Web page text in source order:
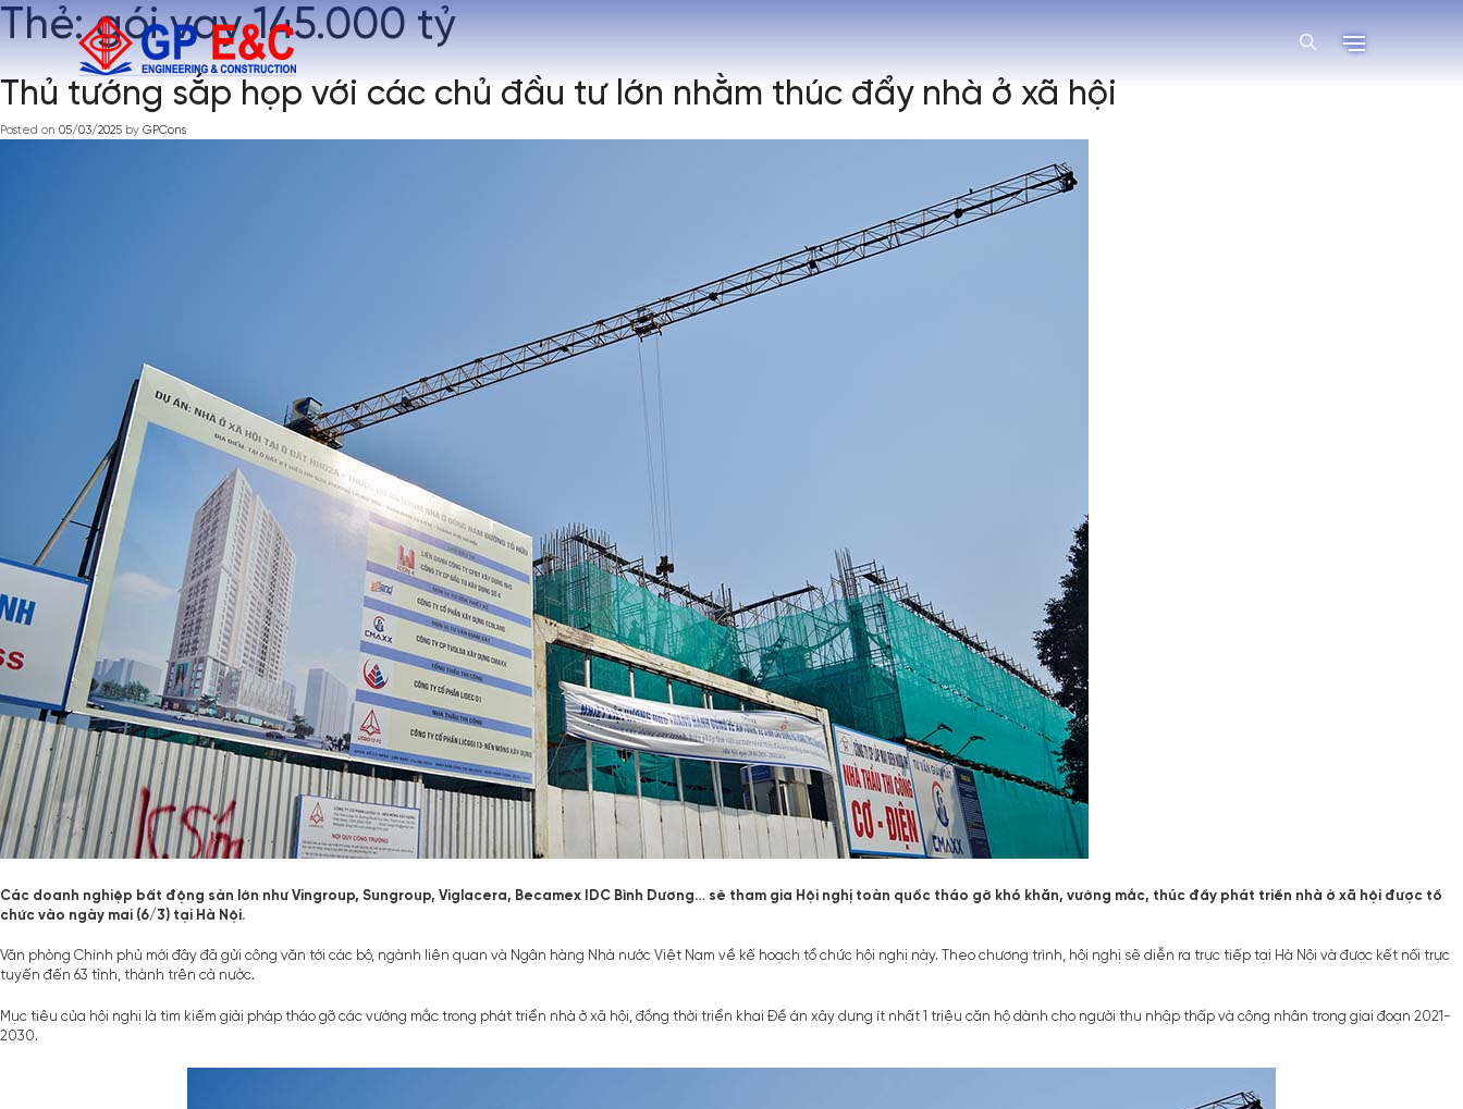
Thẻ:gói vay 145.000 tỷ
Thủ tướng sắp họp với các chủ đầu tư lớn nhằm thúc đẩy nhà ở xã hội
Posted on 05/03/2025 by GPCons
Các doanh nghiệp bất động sản lớn như Vingroup, Sungroup, Viglacera, Becamex IDC Bình Dương… sẽ tham gia Hội nghị toàn quốc tháo gỡ khó khăn, vướng mắc, thúc đẩy phát triển nhà ở xã hội được tổ
chức vào ngày mai (6/3) tại Hà Nội.
Văn phòng Chính phủ mới đây đã gửi công văn tới các bộ, ngành liên quan và Ngân hàng Nhà nước Việt Nam về kế hoạch tổ chức hội nghị này. Theo chương trình, hội nghị sẽ diễn ra trực tiếp tại Hà Nội và được kết nối trực
tuyến đến 63 tỉnh, thành trên cả nước.
Mục tiêu của hội nghị là tìm kiếm giải pháp tháo gỡ các vướng mắc trong phát triển nhà ở xã hội, đồng thời triển khai Đề án xây dựng ít nhất 1 triệu căn hộ dành cho người thu nhập thấp và công nhân trong giai đoạn 2021-
2030.